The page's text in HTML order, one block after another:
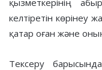
келтіретін көрінеу
қатар оған және
Тексеру